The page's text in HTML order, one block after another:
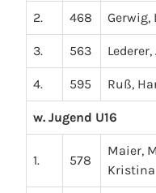
2. 468 Gerwig,
3. 563
4. 595 Ruß,
w. Jugend U16
1. 578
Maier,
Kristina